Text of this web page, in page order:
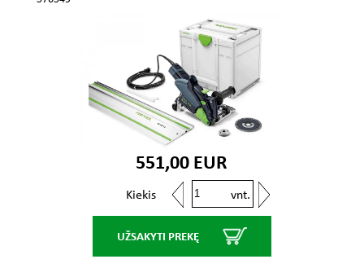
551,00 EUR
Kiekis vnt.
UŽSAKYTI PREKĘ